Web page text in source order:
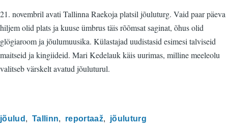
21. novembril avati Tallinna Raekoja platsil jõuluturg. Vaid paar päeva
hiljem olid plats ja kuuse ümbrus täis rõõmsat saginat, õhus olid
glögiaroom ja jõulumuusika. Külastajad uudistasid esimesi talviseid
maitseid ja kingiideid. Mari Kedelauk käis uurimas, milline meeleolu
valitseb värskelt avatud jõuluturul.
jõulud Tallinn reportaaž jõuluturg